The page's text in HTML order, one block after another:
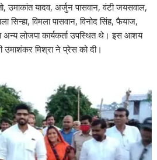
उमाकांत यादव, अर्जुन पासवान, वंटी जयसवाल,
सिन्हा, विमला पासवान, विनोद सिंह, फैयाज,
अन्य लोजपा कार्यकर्ता उपस्थित थे। इस आशय
उमाशंकर मिश्रा ने प्रेस को दी।